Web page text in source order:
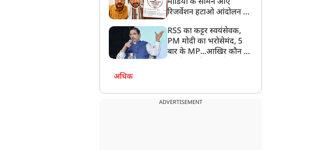
मीडिया के सामने आए
रिजर्वेशन हटाओ आंदोलन के
दिया RHA का मास्टरप्लान
RSS का कट्टर स्वयंसेवक,
PM मोदी का भरोसेमंद, 5
बार के MP...आखिर कौन हैं
अधिक
ADVERTISEMENT